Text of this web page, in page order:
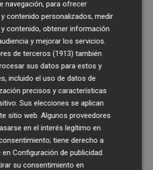
navegación, para ofrecer
contenido personalizados, medir
contenido, obtener información
y mejorar los servicios.
de terceros (1913) también
sus datos para estos y
incluido el uso de datos de
precisos y características
Sus elecciones se aplican
sitio web. Algunos proveedores
en el interés legítimo en
tiene derecho a
enConfiguración de publicidad
su consentimiento en